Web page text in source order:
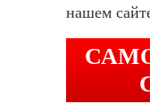
нашем